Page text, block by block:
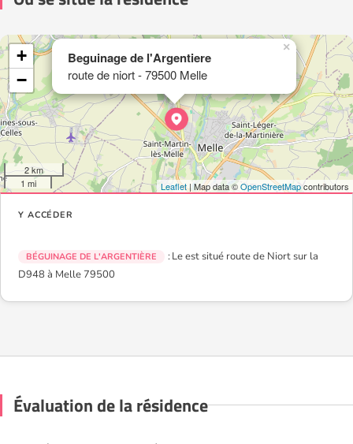
Beguinage de l'Argentiere
route de niort - 79500 Melle
×
+
−
2 km
1 mi
Leaflet| Map data ©OpenStreetMapcontributors
Y ACCÉDER
BÉGUINAGE DE L'ARGENTIÈRE
: Le est situé route de Niort sur la
D948 à Melle 79500
Évaluation de la résidence